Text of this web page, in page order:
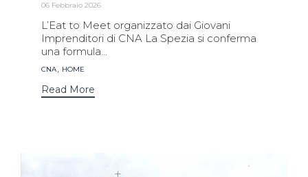
06 Febbraio 2026
L’Eat to Meet organizzato dai Giovani
Imprenditori di CNA La Spezia si conferma
una formula...
Tags
CNA, HOME
Read More